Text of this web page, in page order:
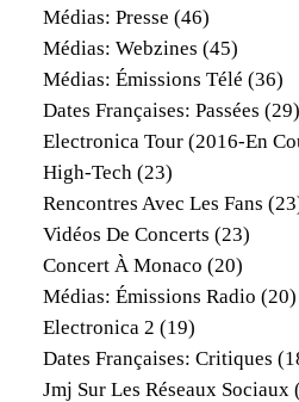
Médias: Presse (46)
Médias: Webzines (45)
Médias: Émissions Télé (36)
Dates Françaises: Passées (29)
Electronica Tour (2016-En
High-Tech (23)
Rencontres Avec Les Fans
Vidéos De Concerts (23)
Concert À Monaco (20)
Médias: Émissions Radio (20)
Electronica 2 (19)
Dates Françaises: Critiques
Jmj Sur Les Réseaux Sociaux